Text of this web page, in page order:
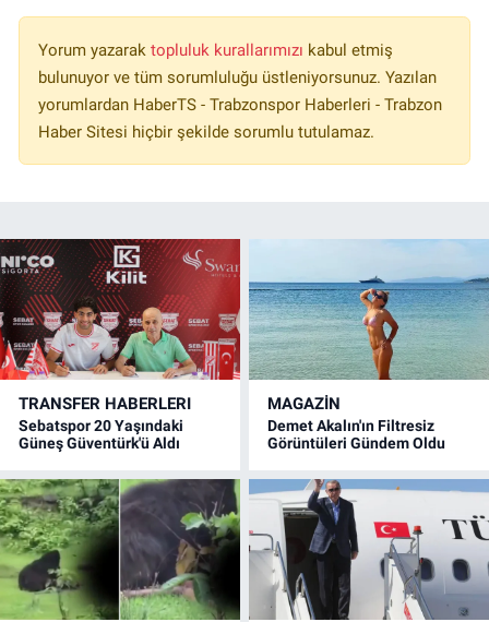
Yorum yazarak topluluk kurallarımızı kabul etmiş
bulunuyor ve tüm sorumluluğu üstleniyorsunuz. Yazılan
yorumlardan HaberTS - Trabzonspor Haberleri - Trabzon
Haber Sitesi hiçbir şekilde sorumlu tutulamaz.
TRANSFER HABERLERI
Sebatspor 20 Yaşındaki
Güneş Güventürk'ü Aldı
MAGAZİN
Demet Akalın'ın Filtresiz
Görüntüleri Gündem Oldu